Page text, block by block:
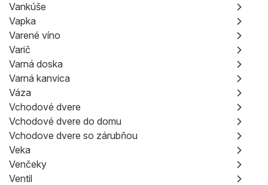
Vankúše
Vapka
Varené víno
Varič
Varná doska
Varná kanvica
Váza
Vchodové dvere
Vchodové dvere do domu
Vchodove dvere so zárubňou
Veka
Venčeky
Ventil